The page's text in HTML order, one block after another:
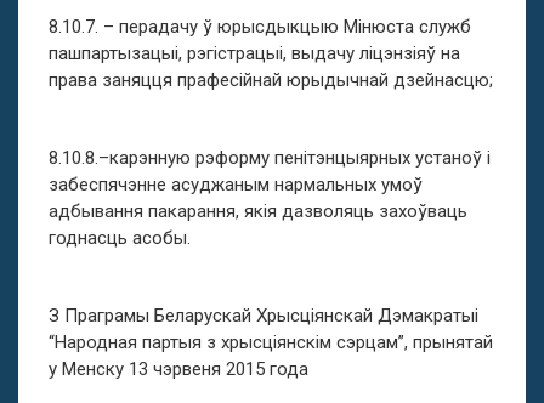
8.10.7. – перадачу ў юрысдыкцыю Мінюста служб
пашпартызацыі, рэгістрацыі, выдачу ліцэнзіяў на
права заняцця прафесійнай юрыдычнай дзейнасцю;
8.10.8.–карэнную рэформу пенітэнцыярных устаноў і
забеспячэнне асуджаным нармальных умоў
адбывання пакарання, якія дазволяць захоўваць
годнасць асобы.
З Праграмы Беларускай Хрысціянскай Дэмакратыі
“Народная партыя з хрысціянскім сэрцам”, прынятай
у Менску 13 чэрвеня 2015 года